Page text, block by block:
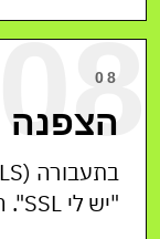
08
הצפנה
"יש לי SSL". הצפנה אמיתית איפה שצריך.